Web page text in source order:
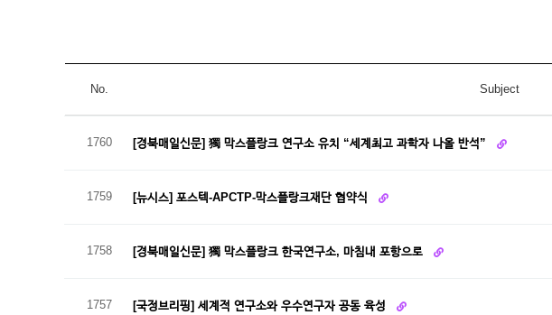
No. Subject
1760 [경북매일신문] 獨 막스플랑크 연구소 유치 “세계최고 과학자 나올 반석”
1759 [뉴시스] 포스텍-APCTP-막스플랑크재단 협약식
1758 [경북매일신문] 獨 막스플랑크 한국연구소, 마침내 포항으로
1757 [국정브리핑] 세계적 연구소와 우수연구자 공동 육성